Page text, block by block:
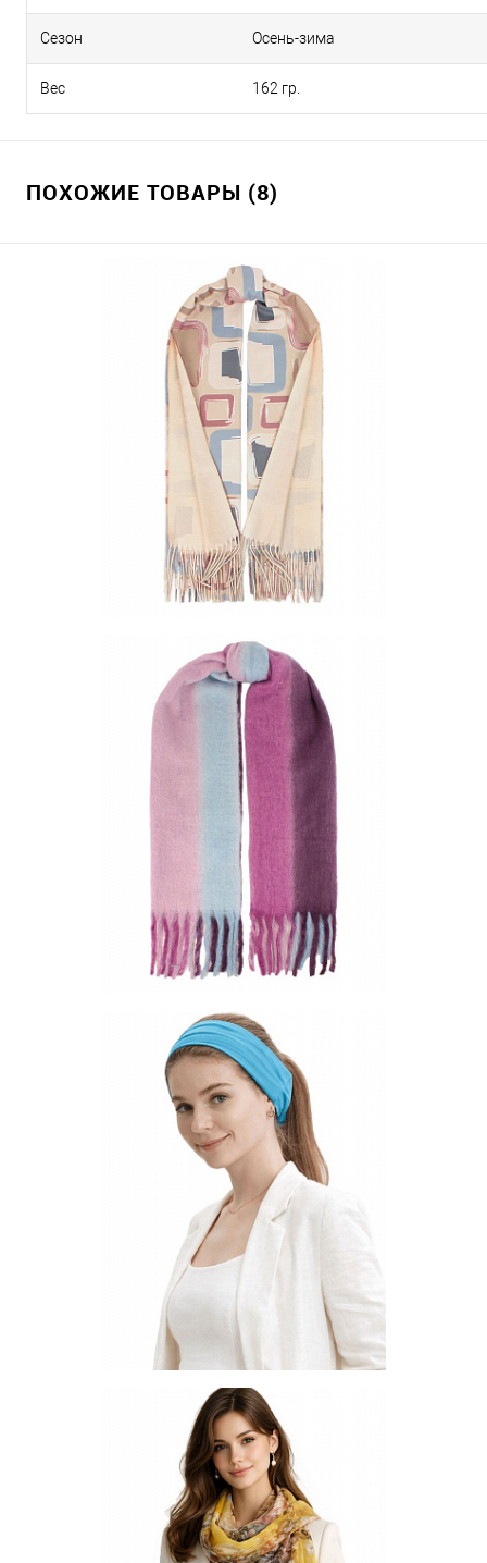
Сезон Осень-зима
Вес 162 гр.
ПОХОЖИЕ ТОВАРЫ (8)
Палантин (двусторонний) AW24-PS-649-1
Цена по запросу
Запросить цену
1-3 1-5
Цена по запросу
Запросить цену
Универсальная бандана SS2020-11
Запросить цену